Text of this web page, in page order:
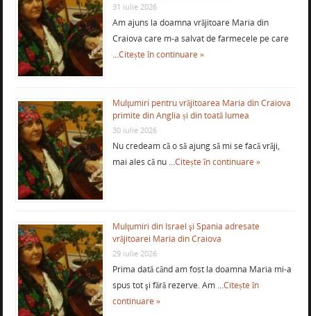
31 iulie 2026
Am ajuns la doamna vrăjitoare Maria din
Craiova care m-a salvat de farmecele pe care
…Citește în continuare »
Mulţumiri pentru vrăjitoarea Maria din Craiova
primite din Anglia și din toată lumea
30 iulie 2026
Nu credeam că o să ajung să mi se facă vrăji,
mai ales că nu …Citește în continuare »
Mulţumiri din Israel şi Spania adresate
vrăjitoarei Maria din Craiova
29 iulie 2026
Prima dată când am fost la doamna Maria mi-a
spus tot şi fără rezerve. Am …Citește în
continuare »